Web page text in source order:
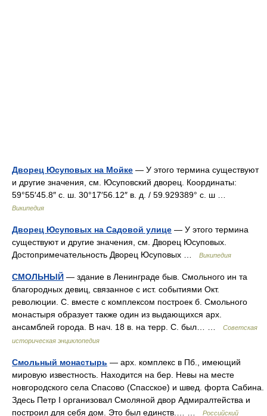
Дворец Юсуповых на Мойке — У этого термина существуют
и другие значения, см. Юсуповский дворец. Координаты:
59°55′45.8″ с. ш. 30°17′56.12″ в. д. / 59.929389° с. ш …
Википедия
Дворец Юсуповых на Садовой улице — У этого термина
существуют и другие значения, см. Дворец Юсуповых.
Достопримечательность Дворец Юсуповых …
Википедия
СМОЛЬНЫЙ — здание в Ленинграде быв. Смольного ин та
благородных девиц, связанное с ист. событиями Окт.
революции. С. вместе с комплексом построек б. Смольного
монастыря образует также один из выдающихся арх.
ансамблей города. В нач. 18 в. на терр. С. был… …
Советская
историческая энциклопедия
Смольный монастырь — арх. комплекс в Пб., имеющий
мировую известность. Находится на бер. Невы на месте
новгородского села Спасово (Спасское) и швед. форта Сабина.
Здесь Петр I организовал Смоляной двор Адмиралтейства и
построил для себя дом. Это был единств.… …
Российский